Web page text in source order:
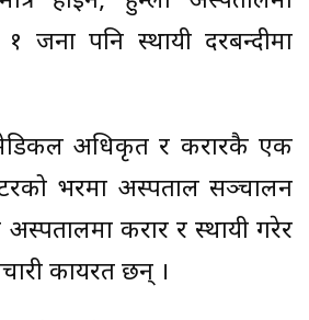
पनि स्थायी दरबन्दीमा
अधिकृत र करारकै एक
भरमा अस्पताल सञ्चालन
करार र स्थायी गरेर
कार्यरत छन् ।